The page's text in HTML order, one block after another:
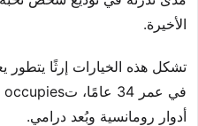
الأخيرة.
تشكل هذه الخيارات إرثًا يتطور
أدوار رومانسية وبُعد درامي.